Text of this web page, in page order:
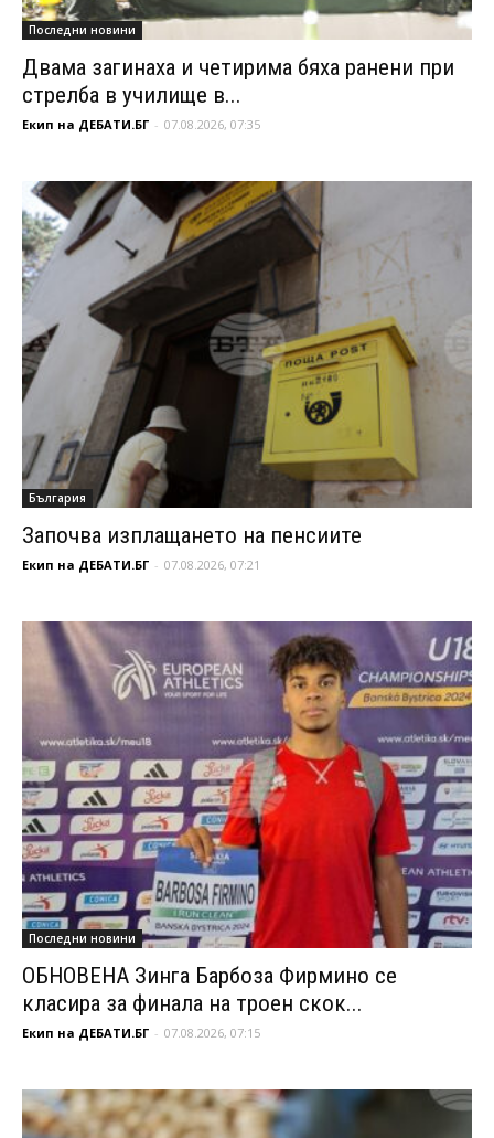
Последни новини
Двама загинаха и четирима бяха ранени при
стрелба в училище в...
Екип на ДЕБАТИ.БГ - 07.08.2026, 07:35
България
Започва изплащането на пенсиите
Екип на ДЕБАТИ.БГ - 07.08.2026, 07:21
Последни новини
ОБНОВЕНА Зинга Барбоза Фирмино се
класира за финала на троен скок...
Екип на ДЕБАТИ.БГ - 07.08.2026, 07:15